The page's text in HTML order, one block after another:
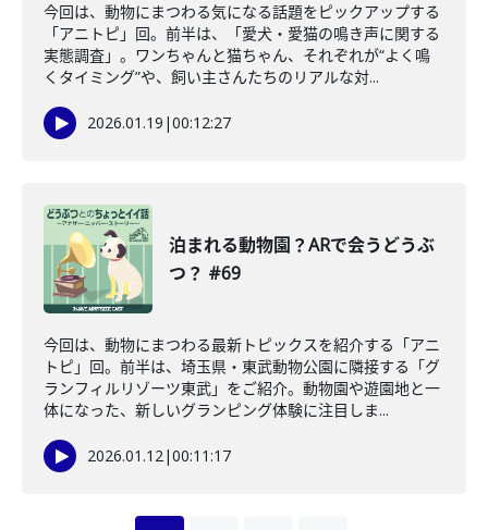
今回は、動物にまつわる気になる話題をピックアップする
「アニトピ」回。前半は、「愛犬・愛猫の鳴き声に関する
実態調査」。ワンちゃんと猫ちゃん、それぞれが“よく鳴
くタイミング”や、飼い主さんたちのリアルな対...
2026.01.19 |00:12:27
泊まれる動物園？ARで会うどうぶ
つ？ #69
今回は、動物にまつわる最新トピックスを紹介する「アニ
トピ」回。前半は、埼玉県・東武動物公園に隣接する「グ
ランフィルリゾーツ東武」をご紹介。動物園や遊園地と一
体になった、新しいグランピング体験に注目しま...
2026.01.12|00:11:17